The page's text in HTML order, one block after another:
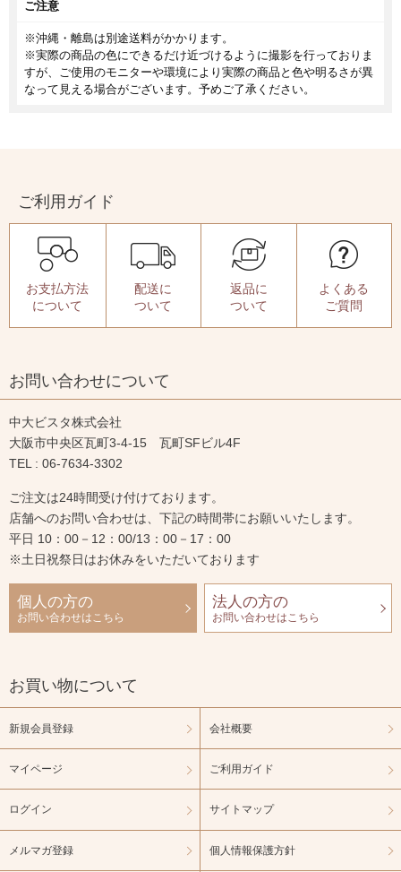
ご注意
※沖縄・離島は別途送料がかかります。
※実際の商品の色にできるだけ近づけるように撮影を行っておりま
すが、ご使用のモニターや環境により実際の商品と色や明るさが異
なって見える場合がございます。予めご了承ください。
ご利用ガイド
お支払方法
について
配送に
ついて
返品に
ついて
よくある
ご質問
お問い合わせについて
中大ビスタ株式会社
大阪市中央区瓦町3-4-15 瓦町SFビル4F
TEL : 06-7634-3302
ご注文は24時間受け付けております。
店舗へのお問い合わせは、下記の時間帯にお願いいたします。
平日 10：00－12：00/13：00－17：00
※土日祝祭日はお休みをいただいております
個人の方の
お問い合わせはこちら
法人の方の
お問い合わせはこちら
お買い物について
新規会員登録
マイページ
ログイン
メルマガ登録
会社概要
ご利用ガイド
サイトマップ
個人情報保護方針